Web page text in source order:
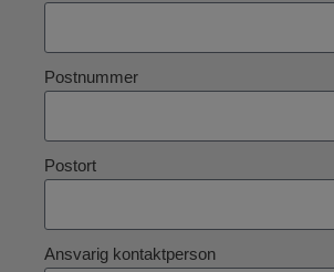
Postnummer
Postort
Ansvarig kontaktperson